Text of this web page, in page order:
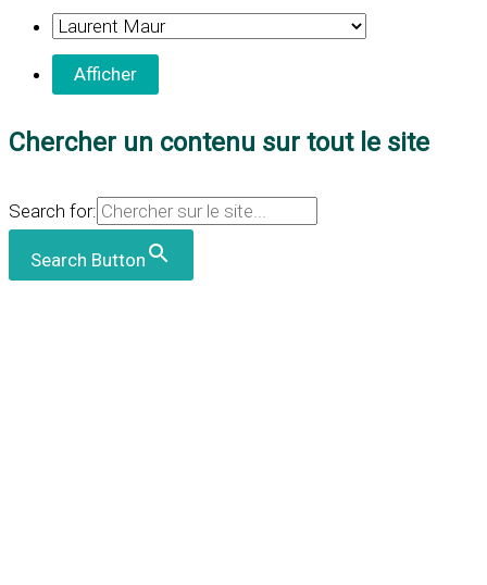
Chercher un contenu sur tout le site
Search for:
Search Button